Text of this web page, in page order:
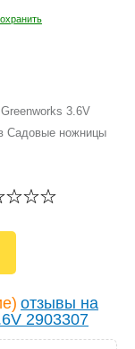
3.6V
Садовые ножницы
отзывы на
2903307